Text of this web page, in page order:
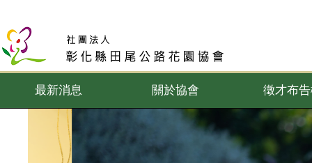
最新消息 關於協會 徵才布